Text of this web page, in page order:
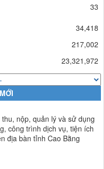
33
34,418
217,002
23,321,972
nộp, quản lý và sử dụng
công trình dịch vụ, tiện ích
địa bàn tỉnh Cao Bằng